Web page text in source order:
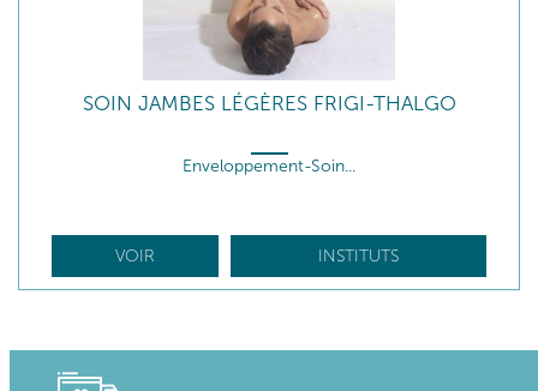
SOIN JAMBES LÉGÈRES FRIGI-THALGO
Enveloppement-Soin...
VOIR INSTITUTS